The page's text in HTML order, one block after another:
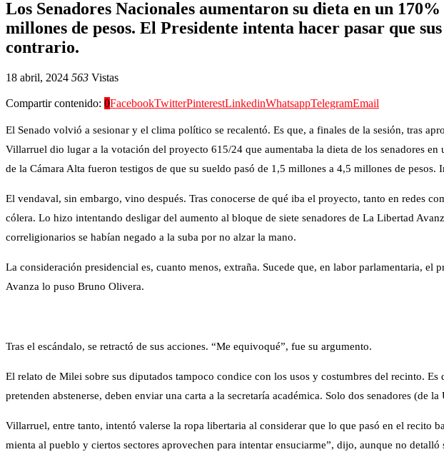
Los Senadores Nacionales aumentaron su dieta en un
millones de pesos. El Presidente intenta hacer pasar que
contrario.
18 abril, 2024 563 Vistas
Compartir contenido: 0FacebookTwitterPinterestLinkedinWhatsappTelegramEmail
El Senado volvió a sesionar y el clima político se recalentó. Es que, a finales de la sesión, tras
Villarruel dio lugar a la votación del proyecto 615/24 que aumentaba la dieta de los senadores
de la Cámara Alta fueron testigos de que su sueldo pasó de 1,5 millones a 4,5 millones de
El vendaval, sin embargo, vino después. Tras conocerse de qué iba el proyecto, tanto en redes
cólera. Lo hizo intentando desligar del aumento al bloque de siete senadores de La Libertad
correligionarios se habían negado a la suba por no alzar la mano.
La consideración presidencial es, cuanto menos, extraña. Sucede que, en labor parlamentaria,
Avanza lo puso Bruno Olivera.
Tras el escándalo, se retractó de sus acciones. “Me equivoqué”, fue su argumento.
El relato de Milei sobre sus diputados tampoco condice con los usos y costumbres del recinto.
pretenden abstenerse, deben enviar una carta a la secretaría académica. Solo dos senadores (de
Villarruel, entre tanto, intentó valerse la ropa libertaria al considerar que lo que pasó en el recito
mienta al pueblo y ciertos sectores aprovechen para intentar ensuciarme”, dijo, aunque no